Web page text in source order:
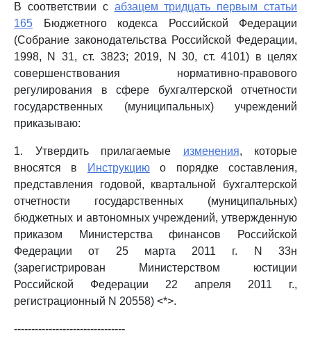
В соответствии с абзацем тридцать первым статьи
165 Бюджетного кодекса Российской Федерации
(Собрание законодательства Российской Федерации,
1998, N 31, ст. 3823; 2019, N 30, ст. 4101) в целях
совершенствования нормативно-правового
регулирования в сфере бухгалтерской отчетности
государственных (муниципальных) учреждений
приказываю:
1. Утвердить прилагаемые изменения, которые
вносятся в
Инструкциюо порядке составления,
представления годовой, квартальной бухгалтерской
отчетности государственных (муниципальных)
бюджетных и автономных учреждений, утвержденную
приказом Министерства финансов Российской
Федерации от 25 марта 2011 г. N 33н
(зарегистрирован Министерством юстиции
Российской Федерации 22 апреля 2011 г.,
регистрационный N 20558) <*>.
--------------------------------